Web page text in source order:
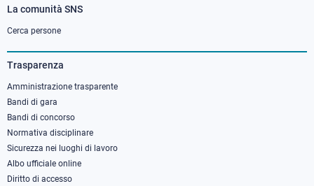
Footer
column
3
La comunità SNS
Cerca persone
Trasparenza
Amministrazione trasparente
Bandi di gara
Bandi di concorso
Normativa disciplinare
Sicurezza nei luoghi di lavoro
Albo ufficiale online
Diritto di accesso